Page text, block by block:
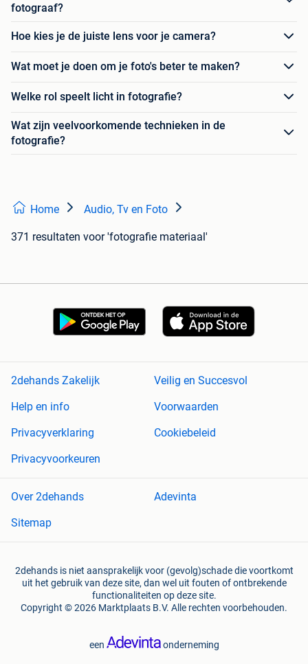
fotograaf?
Hoe kies je de juiste lens voor je camera?
Wat moet je doen om je foto's beter te maken?
Welke rol speelt licht in fotografie?
Wat zijn veelvoorkomende technieken in de
fotografie?
Home Audio, Tv en Foto
371 resultaten voor 'fotografie materiaal'
2dehands Zakelijk
Veilig en Succesvol
Help en info
Voorwaarden
Privacyverklaring
Cookiebeleid
Privacyvoorkeuren
Over 2dehands
Adevinta
Sitemap
2dehands is niet aansprakelijk voor (gevolg)schade die voortkomt
uit het gebruik van deze site, dan wel uit fouten of ontbrekende
functionaliteiten op deze site.
Copyright © 2026 Marktplaats B.V. Alle rechten voorbehouden.
een onderneming